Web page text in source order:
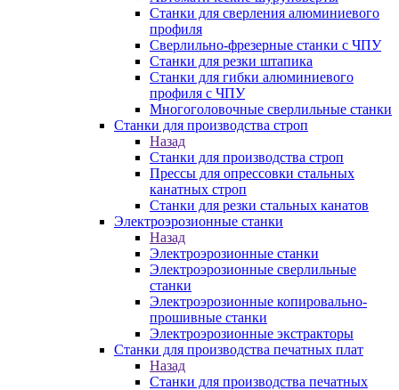
Станки для сверления алюминиевого
профиля
Сверлильно-фрезерные станки с ЧПУ
Станки для резки штапика
Станки для гибки алюминиевого
профиля с ЧПУ
Многоголовочные сверлильные станки
Станки для производства строп
Назад
Станки для производства строп
Прессы для опрессовки стальных
канатных строп
Станки для резки стальных канатов
Электроэрозионные станки
Назад
Электроэрозионные станки
Электроэрозионные сверлильные
станки
Электроэрозионные копировально-
прошивные станки
Электроэрозионные экстракторы
Станки для производства печатных плат
Назад
Станки для производства печатных